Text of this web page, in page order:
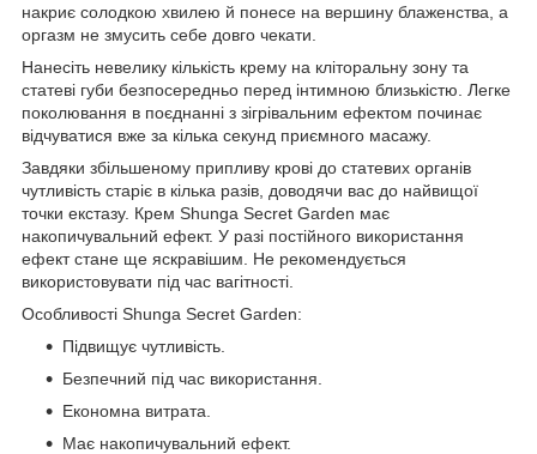
накриє солодкою хвилею й понесе на вершину блаженства, а
оргазм не змусить себе довго чекати.
Нанесіть невелику кількість крему на кліторальну зону та
статеві губи безпосередньо перед інтимною близькістю. Легке
поколювання в поєднанні з зігрівальним ефектом починає
відчуватися вже за кілька секунд приємного масажу.
Завдяки збільшеному припливу крові до статевих органів
чутливість старіє в кілька разів, доводячи вас до найвищої
точки екстазу. Крем Shunga Secret Garden має
накопичувальний ефект. У разі постійного використання
ефект стане ще яскравішим. Не рекомендується
використовувати під час вагітності.
Особливості Shunga Secret Garden:
Підвищує чутливість.
Безпечний під час використання.
Економна витрата.
Має накопичувальний ефект.